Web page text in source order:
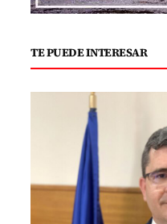
TE PUEDE INTERESAR